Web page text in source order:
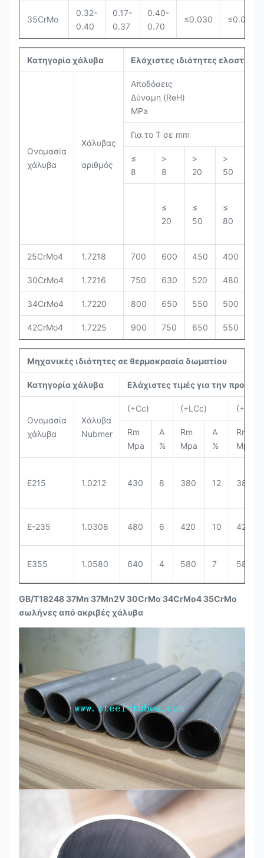
35CrMo
0.32-
0.40
0.17-
0.37
0.40-
0.70
≤0.030 ≤0.030
Κατηγορία χάλυβα Ελάχιστες ιδιότητες
Ονομασία
χάλυβα
Χάλυβας
αριθμός
Αποδόσεις
Δύναμη (ReH)
MPa
Για το T σε mm
≤
8
>
8
>
20
>
50
≤
20
≤
50
≤
80
25CrMo4 1.7218 700 600 450 400
30CrMo4 1.7216 750 630 520 480
34CrMo4 1.7220 800 650 550 500
42CrMo4 1.7225 900 750 650 550
Μηχανικές ιδιότητες σε θερμοκρασία δωματίου
Κατηγορία χάλυβα Ελάχιστες τιμές για την
Ονομασία
χάλυβα
Χάλυβα
Nubmer
(+Cc) (+LCc) (+SR)
Rm
Mpa
Α
%
Rm
Mpa
Α
%
Rm
Mpa
Ε215 1.0212 430 8 380 12 380
Ε-235 1.0308 480 6 420 10 420
Ε355 1.0580 640 4 580 7 580
GB/T18248 37Mn 37Mn2V 30CrMo 34CrMo4 35CrMo
σωλήνες από ακριβές χάλυβα